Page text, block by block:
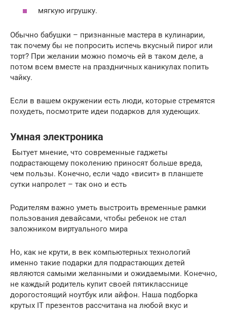
мягкую игрушку.
Обычно бабушки – признанные мастера в кулинарии,
так почему бы не попросить испечь вкусный пирог или
торт? При желании можно помочь ей в таком деле, а
потом всем вместе на праздничных каникулах попить
чайку.
Если в вашем окружении есть люди, которые стремятся
похудеть, посмотрите идеи подарков для худеющих.
Умная электроника
️ Бытует мнение, что современные гаджеты
подрастающему поколению приносят больше вреда,
чем пользы. Конечно, если чадо «висит» в планшете
сутки напролет – так оно и есть
Родителям важно уметь выстроить временные рамки
пользования девайсами, чтобы ребенок не стал
заложником виртуального мира
Но, как не крути, в век компьютерных технологий
именно такие подарки для подрастающих детей
являются самыми желанными и ожидаемыми. Конечно,
не каждый родитель купит своей пятикласснице
дорогостоящий ноутбук или айфон. Наша подборка
крутых IT презентов рассчитана на любой вкус и